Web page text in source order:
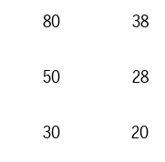
80 38
50 28
30 20